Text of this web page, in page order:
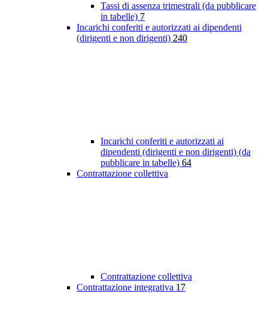
Tassi di assenza trimestrali (da pubblicare
in tabelle) 7
Incarichi conferiti e autorizzati ai dipendenti
(dirigenti e non dirigenti) 240
Incarichi conferiti e autorizzati ai
dipendenti (dirigenti e non dirigenti) (da
pubblicare in tabelle) 64
Contrattazione collettiva
Contrattazione collettiva
Contrattazione integrativa 17